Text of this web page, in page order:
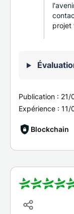
projet
Publication : 21/
Expérience : 11/
Blockchain